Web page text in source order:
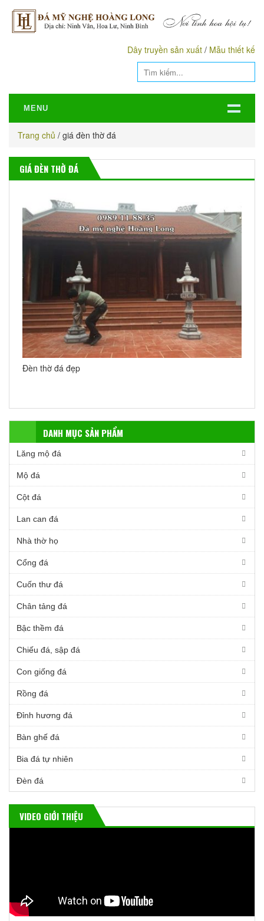
Dây truyền sản xuất / Mẫu thiết kế
MENU
Trang chủ / giá đèn thờ đá
GIÁ ĐÈN THỜ ĐÁ
Đèn thờ đá đẹp
DANH MỤC SẢN PHẨM
Lăng mộ đá
Mộ đá
Cột đá
Lan can đá
Nhà thờ họ
Cổng đá
Cuốn thư đá
Chân tảng đá
Bậc thềm đá
Chiếu đá, sập đá
Con giống đá
Rồng đá
Đỉnh hương đá
Bàn ghế đá
Bia đá tự nhiên
Đèn đá
VIDEO GIỚI THIỆU